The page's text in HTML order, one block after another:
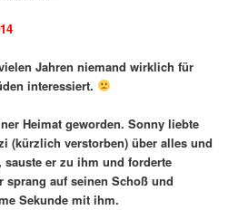
Jahren niemand wirklich für
interessiert.
Heimat geworden. Sonny liebte
(kürzlich verstorben) über alles und
er zu ihm und forderte
sprang auf seinen Schoß und
Sekunde mit ihm.